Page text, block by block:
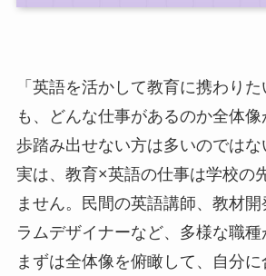
「英語を活かして教育に携わり
も、どんな仕事があるのか全体
歩踏み出せない方は多いのではな
実は、教育×英語の仕事は学校の
ません。民間の英語講師、教材開
ラムデザイナーなど、多様な職種
まずは全体像を俯瞰して、自分